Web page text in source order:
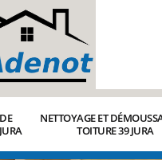
NETTOYAGE ET
TOITURE 39 JURA